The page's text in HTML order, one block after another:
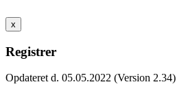
x
Registrer
Opdateret d. 05.05.2022 (Version 2.34)